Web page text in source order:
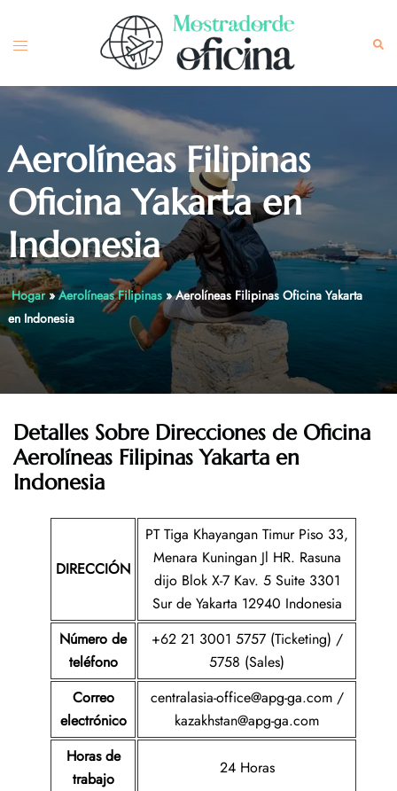
content
Toggle
Aerolíneas Filipinas
Oficina Yakarta en
Indonesia
Hogar»Aerolíneas Filipinas»Aerolíneas Filipinas Oficina Yakarta
en Indonesia
Detalles Sobre Direcciones de Oficina
Aerolíneas Filipinas Yakarta en
Indonesia
DIRECCIÓN
PT Tiga Khayangan Timur Piso 33,
Menara Kuningan Jl HR. Rasuna
dijo Blok X-7 Kav. 5 Suite 3301
Sur de Yakarta 12940 Indonesia
Número de
teléfono
+62 21 3001 5757 (Ticketing) /
5758 (Sales)
Correo
electrónico
centralasia-office@apg-ga.com /
kazakhstan@apg-ga.com
Horas de
trabajo
24 Horas